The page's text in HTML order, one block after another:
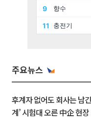
주요뉴스
후계자 없어도 회사는 남
계’ 시험대 오른 中企 현